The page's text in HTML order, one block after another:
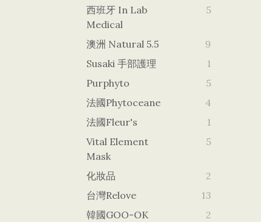
西班牙 In Lab
Medical
5
澳洲 Natural 5.5
9
Susaki 手部護理
1
Purphyto
5
法國Phytoceane
4
法國Fleur's
1
Vital Element
Mask
5
化妝品
2
台灣Relove
13
韓國GOO-OK
2